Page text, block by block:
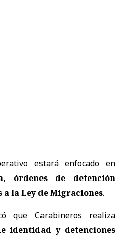
estará enfocado en
órdenes de detención
la Ley de Migraciones.
que Carabineros realiza
identidad y detenciones